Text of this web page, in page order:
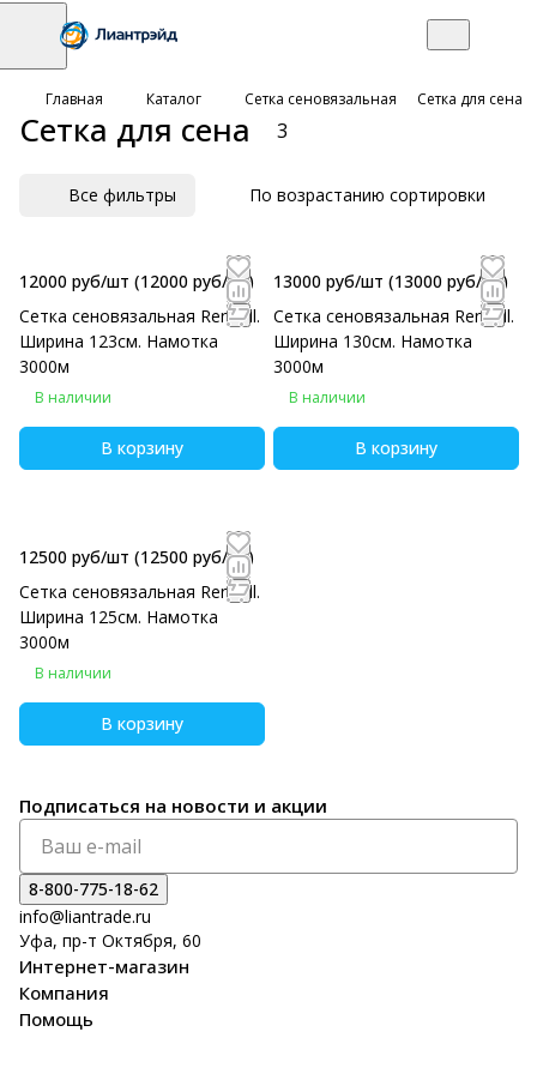
Главная Каталог Сетка сеновязальная Сетка для сена
Сетка для сена 3
Все фильтры По возрастанию сортировки
12000 руб/шт (12000 руб/eд)
Сетка сеновязальная Rendell.
Ширина 123см. Намотка
3000м
В наличии
В корзину
13000 руб/шт (13000 руб/eд)
Сетка сеновязальная Rendell.
Ширина 130см. Намотка
3000м
В наличии
В корзину
12500 руб/шт (12500 руб/eд)
Сетка сеновязальная Rendell.
Ширина 125см. Намотка
3000м
В наличии
В корзину
Подписаться на новости и акции
8-800-775-18-62
info@liantrade.ru
Уфа, пр-т Октября, 60
Интернет-магазин
Компания
Помощь